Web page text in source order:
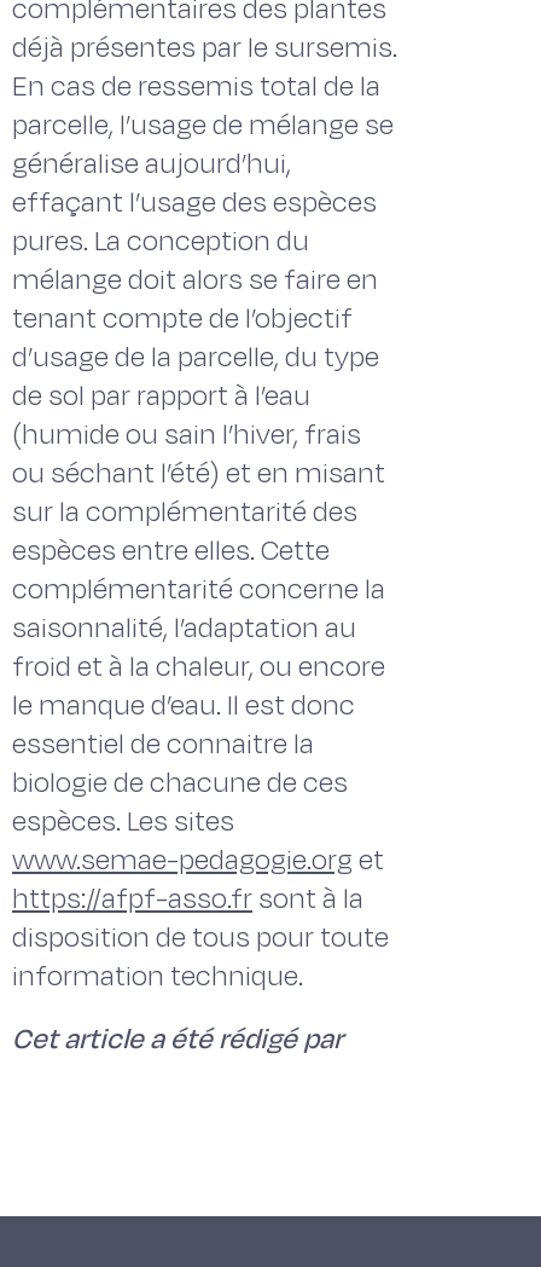
complémentaires des plantes
déjà présentes par le sursemis.
En cas de ressemis total de la
parcelle, l’usage de mélange se
généralise aujourd’hui,
effaçant l’usage des espèces
pures. La conception du
mélange doit alors se faire en
tenant compte de l’objectif
d’usage de la parcelle, du type
de sol par rapport à l’eau
(humide ou sain l’hiver, frais
ou séchant l’été) et en misant
sur la complémentarité des
espèces entre elles. Cette
complémentarité concerne la
saisonnalité, l’adaptation au
froid et à la chaleur, ou encore
le manque d’eau. Il est donc
essentiel de connaitre la
biologie de chacune de ces
espèces. Les sites
www.semae-pedagogie.orget
https://afpf-asso.frsont à la
disposition de tous pour toute
information technique.
Cet article a été rédigé par